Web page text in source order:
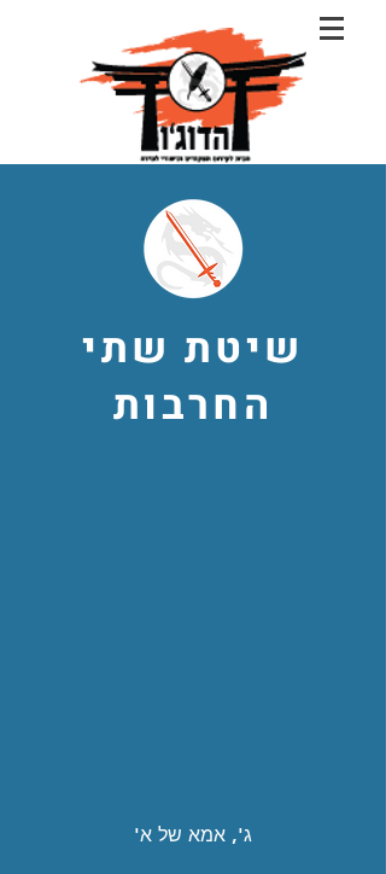
שיטת שתי
החרבות
ג', אמא של א'